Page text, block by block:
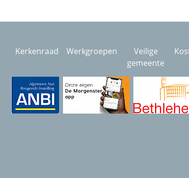
Kerkenraad Werkgroepen
Veilige
gemeente